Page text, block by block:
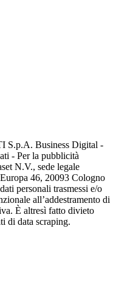
S.p.A. Business Digital -
- Per la pubblicità
N.V., sede legale
46, 20093 Cologno
personali trasmessi e/o
all’addestramento di
È altresì fatto divieto
di data scraping.